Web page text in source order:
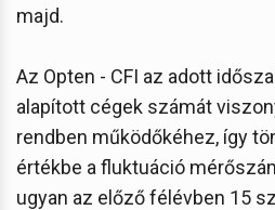
majd.
Az Opten - CFI az adott
alapított cégek számát
rendben működőkéhez, így
értékbe a fluktuáció
ugyan az előző félévben 15